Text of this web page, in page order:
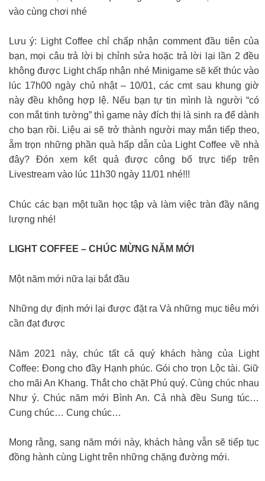
vào cùng chơi nhé
Lưu ý: Light Coffee chỉ chấp nhận comment đầu tiên của
bạn, mọi câu trả lời bị chỉnh sửa hoặc trả lời lại lần 2 đều
không được Light chấp nhận nhé Minigame sẽ kết thúc vào
lúc 17h00 ngày chủ nhật – 10/01, các cmt sau khung giờ
này đều không hợp lệ. Nếu bạn tự tin mình là người “có
con mắt tinh tường” thì game này đích thị là sinh ra để dành
cho bạn rồi. Liệu ai sẽ trở thành người may mắn tiếp theo,
ẵm trọn những phần quà hấp dẫn của Light Coffee về nhà
đây? Đón xem kết quả được công bố trực tiếp trên
Livestream vào lúc 11h30 ngày 11/01 nhé!!!
Chúc các bạn một tuần học tập và làm việc tràn đầy năng
lượng nhé!
LIGHT COFFEE – CHÚC MỪNG NĂM MỚI
Một năm mới nữa lại bắt đầu
Những dự định mới lại được đặt ra Và những mục tiêu mới
cần đạt được
️Năm 2021 này, chúc tất cả quý khách hàng của Light
Coffee: Đong cho đầy Hạnh phúc. Gói cho trọn Lộc tài. Giữ
cho mãi An Khang. Thắt cho chặt Phú quý. Cùng chúc nhau
Như ý. Chúc năm mới Bình An. Cả nhà đều Sung túc…
Cung chúc… Cung chúc…
Mong rằng, sang năm mới này, khách hàng vẫn sẽ tiếp tục
đồng hành cùng Light trên những chặng đường mới.